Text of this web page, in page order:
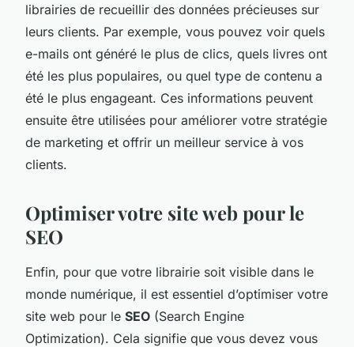
librairies de recueillir des données précieuses sur
leurs clients. Par exemple, vous pouvez voir quels
e-mails ont généré le plus de clics, quels livres ont
été les plus populaires, ou quel type de contenu a
été le plus engageant. Ces informations peuvent
ensuite être utilisées pour améliorer votre stratégie
de marketing et offrir un meilleur service à vos
clients.
Optimiser votre site web pour le
SEO
Enfin, pour que votre librairie soit visible dans le
monde numérique, il est essentiel d’optimiser votre
site web pour le SEO (Search Engine
Optimization). Cela signifie que vous devez vous